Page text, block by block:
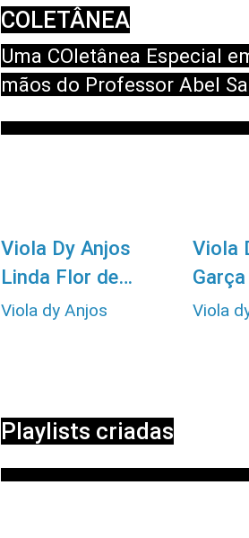
COLETÂNEA
MUSICAL - VIOLA DY
ANJOS
Uma COletânea Especial
mãos do Professor Abel
Viola Dy Anjos
Linda Flor de
Laranjeira
Viola dy Anjos
Viola
Viola
Playlists criadas
RE